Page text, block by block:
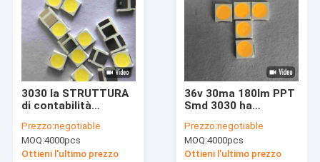
Video
Mostra VR
Circa noi
Controllo di qualità
3030 la STRUTTURA
di contabilità
Smd 3v 170-180lm ha
condotto il colore
bianco del chip
Prezzo:negotiable
MOQ:4000pcs
Ottieni l'ultimo prezzo
36v 30ma 180lm PPT
Smd 3030 ha
potere di Chip For
Wall Washing Lamp
Prezzo:negotiable
MOQ:4000pcs
Ottieni l'ultimo prezzo